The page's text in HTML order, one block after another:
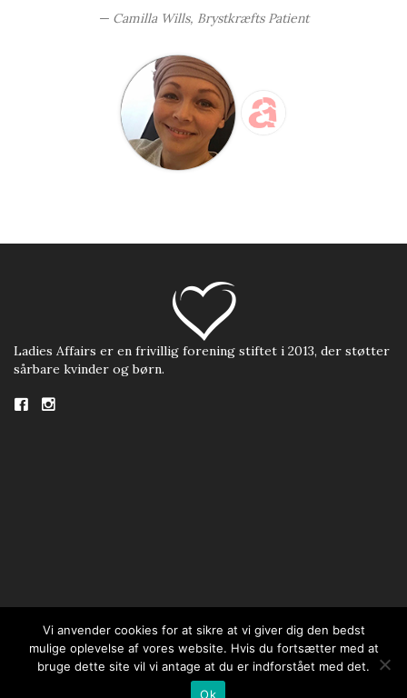
Camilla Wills, Brystkræfts Patient
Ladies Affairs er en frivillig forening stiftet i 2013, der støtter
sårbare kvinder og børn.
Copyright 2020. Ladies Affairs. All Rights Reserved.
Vi anvender cookies for at sikre at vi giver dig den bedst
mulige oplevelse af vores website. Hvis du fortsætter med at
bruge dette site vil vi antage at du er indforstået med det.
Ok